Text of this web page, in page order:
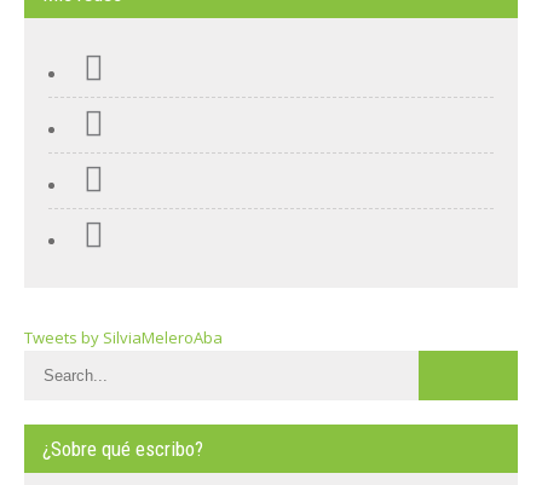
Tweets by SilviaMeleroAba
¿Sobre qué escribo?